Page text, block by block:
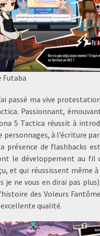
Futaba
passé ma vive
Passionnant,
5 Tactica réussit à
personnages, à l’écriture
présence de flashbacks
le développement au fil
et qui réussissent même
je ne vous en dirai pas
des Voleurs
qualité.